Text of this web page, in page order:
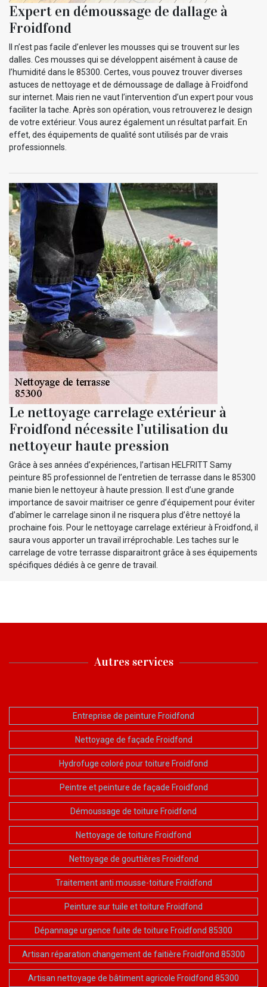
Expert en démoussage de dallage à
Froidfond
Il n’est pas facile d’enlever les mousses qui se trouvent sur les
dalles. Ces mousses qui se développent aisément à cause de
l’humidité dans le 85300. Certes, vous pouvez trouver diverses
astuces de nettoyage et de démoussage de dallage à Froidfond
sur internet. Mais rien ne vaut l’intervention d’un expert pour vous
faciliter la tache. Après son opération, vous retrouverez le design
de votre extérieur. Vous aurez également un résultat parfait. En
effet, des équipements de qualité sont utilisés par de vrais
professionnels.
Le nettoyage carrelage extérieur à
Froidfond nécessite l’utilisation du
nettoyeur haute pression
Grâce à ses années d’expériences, l’artisan HELFRITT Samy
peinture 85 professionnel de l’entretien de terrasse dans le 85300
manie bien le nettoyeur à haute pression. Il est d’une grande
importance de savoir maitriser ce genre d’équipement pour éviter
d’abîmer le carrelage sinon il ne risquera plus d’être nettoyé la
prochaine fois. Pour le nettoyage carrelage extérieur à Froidfond, il
saura vous apporter un travail irréprochable. Les taches sur le
carrelage de votre terrasse disparaitront grâce à ses équipements
spécifiques dédiés à ce genre de travail.
Autres services
Entreprise de peinture Froidfond
Nettoyage de façade Froidfond
Hydrofuge coloré pour toiture Froidfond
Peintre et peinture de façade Froidfond
Démoussage de toiture Froidfond
Nettoyage de toiture Froidfond
Nettoyage de gouttières Froidfond
Traitement anti mousse-toiture Froidfond
Peinture sur tuile et toiture Froidfond
Dépannage urgence fuite de toiture Froidfond 85300
Artisan réparation changement de faitière Froidfond 85300
Artisan nettoyage de bâtiment agricole Froidfond 85300